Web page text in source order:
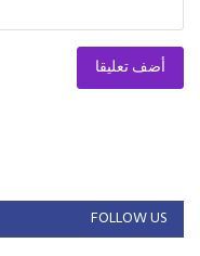
أضف تعليقا
FOLLOW US